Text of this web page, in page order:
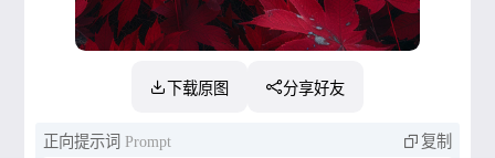
下载原图 分享好友
正向提示词 Prompt 复制